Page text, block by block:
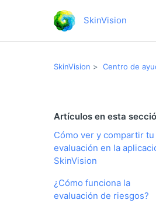
SkinVision
SkinVision Centro de
Artículos en esta
Cómo ver y compartir tu
evaluación en la
SkinVision
¿Cómo funciona la
evaluación de riesgos?